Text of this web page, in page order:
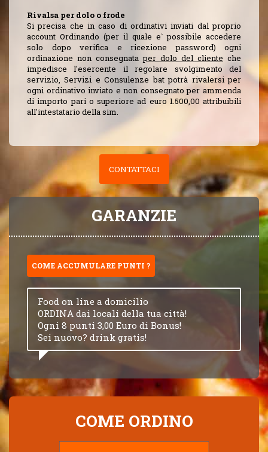
Rivalsa per dolo o frode
Si precisa che in caso di ordinativi inviati dal proprio
account Ordinando (per il quale e` possibile accedere
solo dopo verifica e ricezione password) ogni
ordinazione non consegnataper dolo del cliente che
impedisce l'esercente il regolare svolgimento del
servizio, Servizi e Consulenze bat potrà rivalersi per
ogni ordinativo inviato e non consegnato per ammenda
di importo pari o superiore ad euro 1.500,00 attribuibili
all'intestatario della sim.
CONTATTACI
GARANZIE
COME ACCUMULARE PUNTI ?
Food on line a domicilio
ORDINA dai locali della tua città!
Ogni 8 punti 3,00 Euro di Bonus!
Sei nuovo? drink gratis!
COME ORDINO